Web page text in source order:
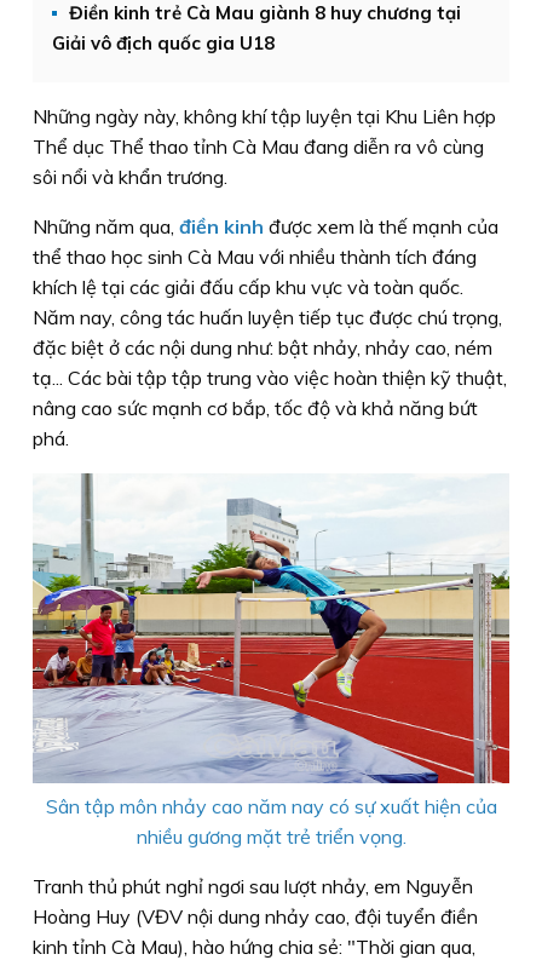
Điền kinh trẻ Cà Mau giành 8 huy chương tại
Giải vô địch quốc gia U18
Những ngày này, không khí tập luyện tại Khu Liên hợp
Thể dục Thể thao tỉnh Cà Mau đang diễn ra vô cùng
sôi nổi và khẩn trương.
Những năm qua, điền kinh được xem là thế mạnh của
thể thao học sinh Cà Mau với nhiều thành tích đáng
khích lệ tại các giải đấu cấp khu vực và toàn quốc.
Năm nay, công tác huấn luyện tiếp tục được chú trọng,
đặc biệt ở các nội dung như: bật nhảy, nhảy cao, ném
tạ... Các bài tập tập trung vào việc hoàn thiện kỹ thuật,
nâng cao sức mạnh cơ bắp, tốc độ và khả năng bứt
phá.
Sân tập môn nhảy cao năm nay có sự xuất hiện của
nhiều gương mặt trẻ triển vọng.
Tranh thủ phút nghỉ ngơi sau lượt nhảy, em Nguyễn
Hoàng Huy (VĐV nội dung nhảy cao, đội tuyển điền
kinh tỉnh Cà Mau), hào hứng chia sẻ: "Thời gian qua,